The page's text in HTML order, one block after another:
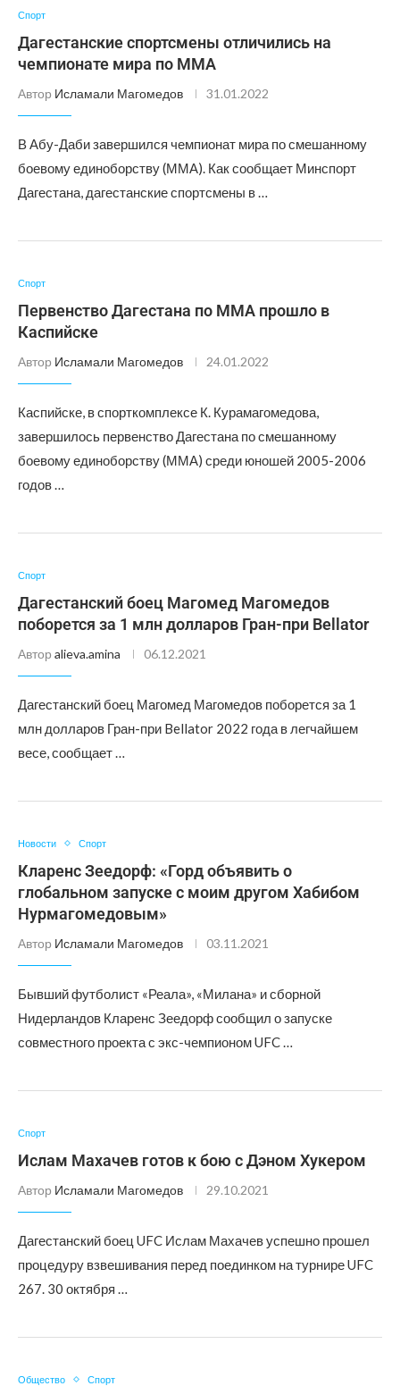
Спорт
Дагестанские спортсмены отличились на
чемпионате мира по ММА
Автор Исламали Магомедов 31.01.2022
В Абу-Даби завершился чемпионат мира по смешанному
боевому единоборству (ММА). Как сообщает Минспорт
Дагестана, дагестанские спортсмены в …
Спорт
Первенство Дагестана по ММА прошло в
Каспийске
Автор Исламали Магомедов 24.01.2022
Каспийске, в спорткомплексе К. Курамагомедова,
завершилось первенство Дагестана по смешанному
боевому единоборству (ММА) среди юношей 2005-2006
годов …
Спорт
Дагестанский боец Магомед Магомедов
поборется за 1 млн долларов Гран-при Bellator
Автор alieva.amina 06.12.2021
Дагестанский боец Магомед Магомедов поборется за 1
млн долларов Гран-при Bellator 2022 года в легчайшем
весе, сообщает …
Новости Спорт
Кларенс Зеедорф: «Горд объявить о
глобальном запуске с моим другом Хабибом
Нурмагомедовым»
Автор Исламали Магомедов 03.11.2021
Бывший футболист «Реала», «Милана» и сборной
Нидерландов Кларенс Зеедорф сообщил о запуске
совместного проекта с экс-чемпионом UFC …
Спорт
Ислам Махачев готов к бою с Дэном Хукером
Автор Исламали Магомедов 29.10.2021
Дагестанский боец UFC Ислам Махачев успешно прошел
процедуру взвешивания перед поединком на турнире UFC
267. 30 октября …
Общество Спорт